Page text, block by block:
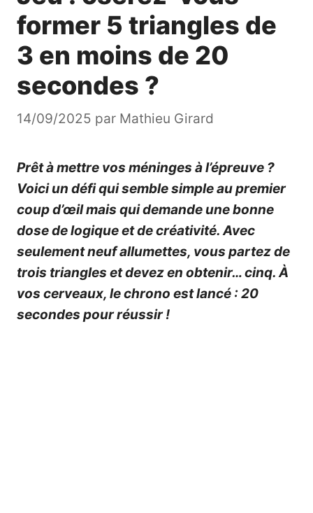
former 5 triangles de
3 en moins de 20
secondes ?
14/09/2025 par Mathieu Girard
Prêt à mettre vos méninges à l’épreuve ?
Voici un défi qui semble simple au premier
coup d’œil mais qui demande une bonne
dose de logique et de créativité. Avec
seulement neuf allumettes, vous partez de
trois triangles et devez en obtenir… cinq. À
vos cerveaux, le chrono est lancé : 20
secondes pour réussir !